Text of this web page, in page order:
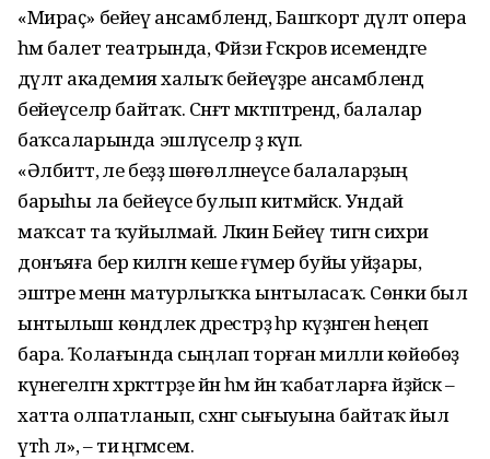
«Мираҫ» бейеү ансамблендә, Башҡорт дәүләт опера
һәм балет театрында, Фәйзи Ғәскәров исемендәге
дәүләт академия халыҡ бейеүҙәре ансамблендә
бейеүселәр байтаҡ. Сәнғәт мәктәптәрендә, балалар
баҡсаларында эшләүселәр ҙә күп.
«Әлбиттә, әле беҙҙә шөғөлләнеүсе балаларҙың
барыһы ла бейеүсе булып китмәйәсәк. Ундай
маҡсат та ҡуйылмай. Ләкин Бейеү тигән сихри
донъяға бер килгән кеше ғүмер буйы уйҙары,
эштәре менән матурлыҡҡа ынтыласаҡ. Сөнки был
ынтылыш көндәлек дәрестәрҙә һәр күҙәнәгенә һеңеп
бара. Ҡолағында сыңлап торған милли көйөбөҙ
күнегелгән хәрәкәттәрҙе йәнә һәм йәнә ҡабатларға әйҙәйәсәк –
хатта олпатланып, сәхнәгә сығыуына байтаҡ йыл
үтһә лә», – ти әңгәмәсем.